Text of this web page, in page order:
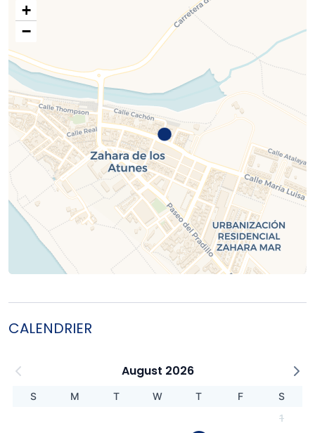
+
−
CALENDRIER
August 2026
S M T W T F
S
1